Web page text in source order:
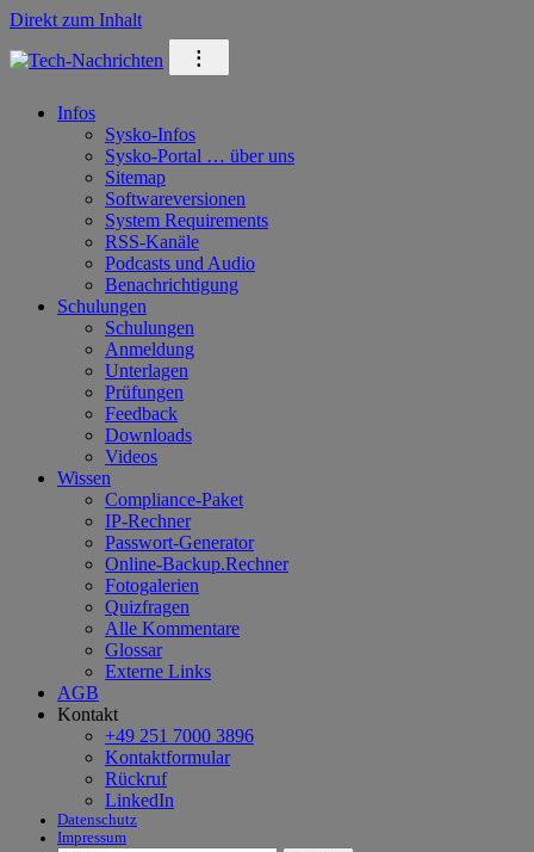
Direkt zum Inhalt
⁝
Infos
Sysko-Infos
Sysko-Portal … über uns
Sitemap
Softwareversionen
System Requirements
RSS-Kanäle
Podcasts und Audio
Benachrichtigung
Schulungen
Schulungen
Anmeldung
Unterlagen
Prüfungen
Feedback
Downloads
Videos
Wissen
Compliance-Paket
IP-Rechner
Passwort-Generator
Online-Backup.Rechner
Fotogalerien
Quizfragen
Alle Kommentare
Glossar
Externe Links
AGB
Kontakt
+49 251 7000 3896
Kontaktformular
Rückruf
LinkedIn
Datenschutz
Impressum